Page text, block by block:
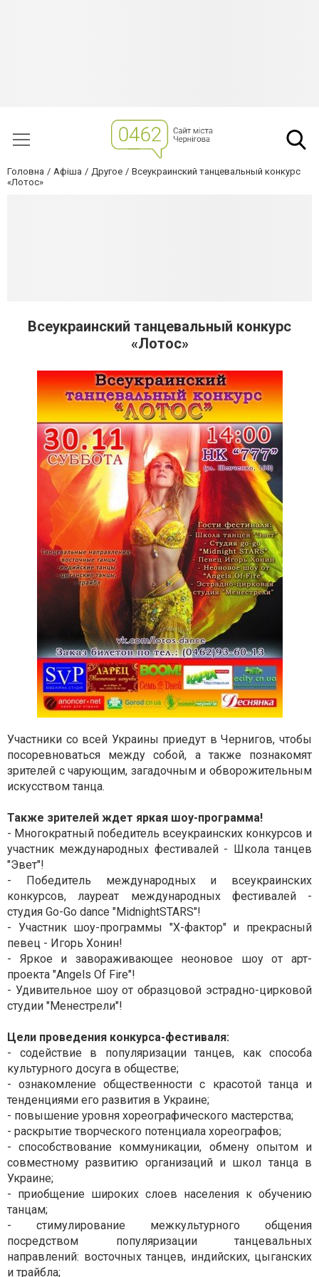
Головна Афіша Другое
Всеукраинский танцевальный конкурс
«Лотос»
Всеукраинский танцевальный конкурс
«Лотос»
Участники со всей Украины приедут в Чернигов, чтобы
посоревноваться между собой, а также познакомят
зрителей с чарующим, загадочным и обворожительным
искусством танца.
Также зрителей ждет яркая шоу-программа!
- Многократный победитель всеукраинских конкурсов и
участник международных фестивалей - Школа танцев
"Эвет"!
- Победитель международных и всеукраинских
конкурсов, лауреат международных фестивалей -
студия Go-Go dance "MidnightSTARS"!
- Участник шоу-программы "X-фактор" и прекрасный
певец - Игорь Хонин!
- Яркое и завораживающее неоновое шоу от арт-
проекта "Angels Of Fire"!
- Удивительное шоу от образцовой эстрадно-цирковой
студии "Менестрели"!
Цели проведения конкурса-фестиваля:
- содействие в популяризации танцев, как способа
культурного досуга в обществе;
- ознакомление общественности с красотой танца и
тенденциями его развития в Украине;
- повышение уровня хореографического мастерства;
- раскрытие творческого потенциала хореографов;
- способствование коммуникации, обмену опытом и
совместному развитию организаций и школ танца в
Украине;
- приобщение широких слоев населения к обучению
танцам;
- стимулирование межкультурного общения
посредством популяризации танцевальных
направлений: восточных танцев, индийских, цыганских
и трайбла;